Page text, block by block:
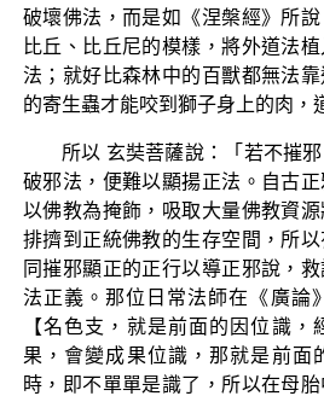
破壞佛法，而是如《涅槃經》所
比丘、比丘尼的模樣，將外道法
法；就好比森林中的百獸都無法
的寄生蟲才能咬到獅子身上的肉，
所以 玄奘菩薩說：「若不摧
破邪法，便難以顯揚正法。自古
以佛教為掩飾，吸取大量佛教資
排擠到正統佛教的生存空間，所
同摧邪顯正的正行以導正邪說，
法正義。那位日常法師在《廣論
【名色支，就是前面的因位識
果，會變成果位識，那就是前面
時，即不單單是識了，所以在母